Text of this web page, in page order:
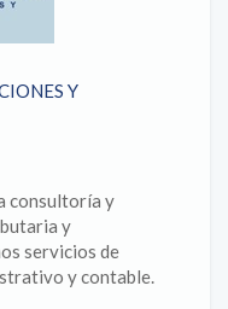
Y
consultoría y
y
servicios de
y contable.